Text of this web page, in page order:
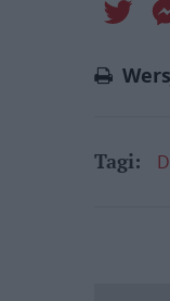
Tagi: